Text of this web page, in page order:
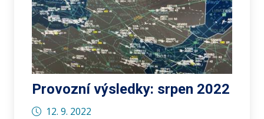
Provozní výsledky: srpen 2022
12. 9. 2022